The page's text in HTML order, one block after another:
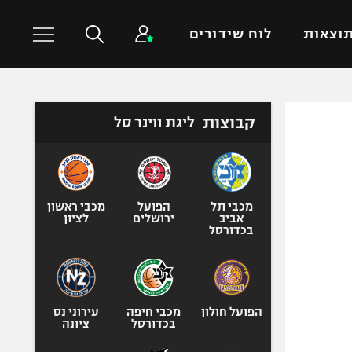
תוצאות לוח שידורים
כדורסל עולמי ענפים נוספים
כדוריד
שחייה
אגרוף
ספורט אולימפי
UFC
קבוצות ליגת ווינר סל
מכבי תל
אביב
בכדורסל
הפועל
ירושלים
מכבי ראשון
לציון
הפועל חולון
מכבי חיפה
בכדורסל
עירוני נס
ציונה